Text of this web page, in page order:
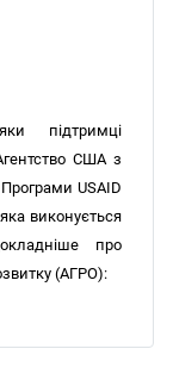
підтримці
США з
USAID
виконується
про
(АГРО):